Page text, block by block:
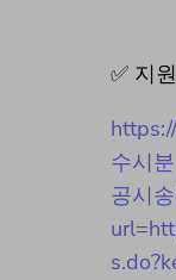
✅ 지
수시
공시